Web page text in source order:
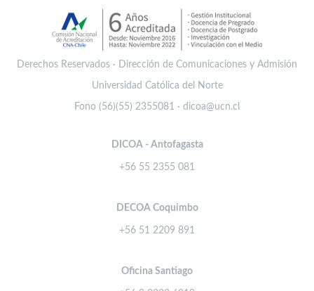
Derechos Reservados · Dirección de Comunicaciones y Admisión
Universidad Católica del Norte
Fono (56)(55) 2355081 · dicoa@ucn.cl
DICOA - Antofagasta
+56 55 2355 081
DECOA Coquimbo
+56 51 2209 891
Oficina Santiago